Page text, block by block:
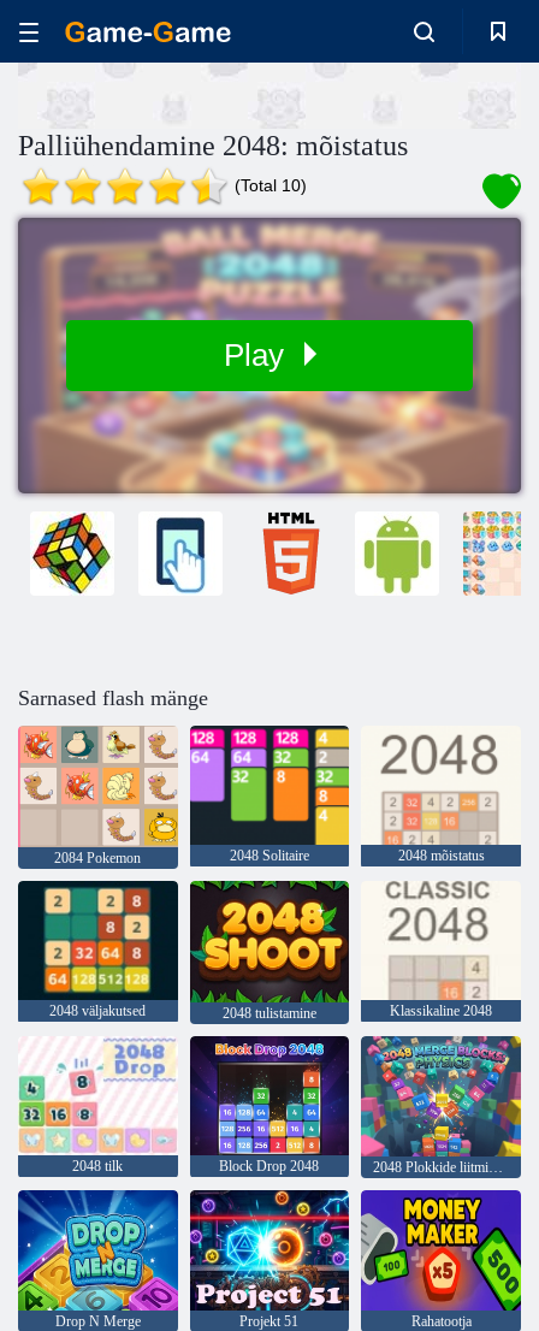
Palliühendamine 2048: mõistatus
(Total 10)
Play
Sarnased flash mänge
2084 Pokemon 2048 Solitaire 2048 mõistatus
2048 väljakutsed 2048 tulistamine Klassikaline 2048
2048 tilk Block Drop 2048 2048 Plokkide liitmine: füüsika
Drop N Merge Projekt 51 Rahatootja